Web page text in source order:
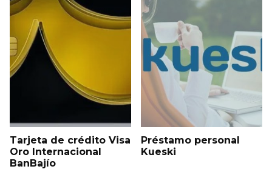
Tarjeta de crédito Visa
Oro Internacional
BanBajío
Préstamo personal
Kueski